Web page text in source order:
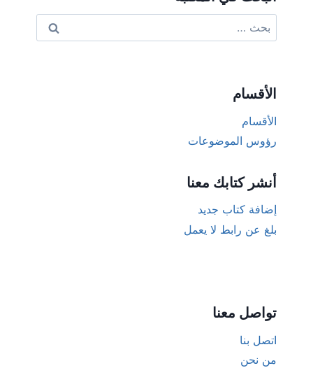
عن:
الأقسام
الأقسام
رؤوس الموضوعات
أنشر كتابك معنا
إضافة كتاب جديد
بلغ عن رابط لا يعمل
تواصل معنا
اتصل بنا
من نحن